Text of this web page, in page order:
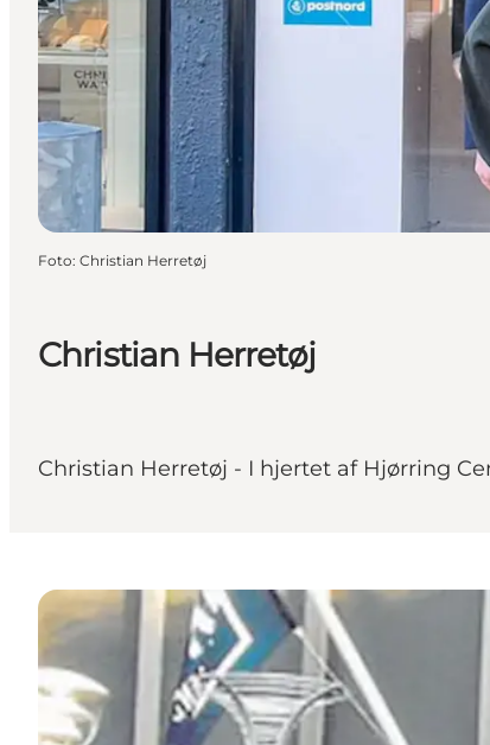
Christian Herretøj
Christian Herretøj - I hjertet af Hjørring
Foto: Christian Herretøj